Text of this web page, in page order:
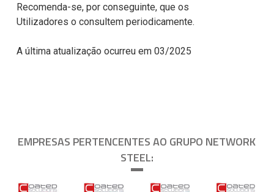
Recomenda-se, por conseguinte, que os
Utilizadores o consultem periodicamente.
A última atualização ocurreu em 03/2025
EMPRESAS PERTENCENTES AO GRUPO NETWORK
STEEL: